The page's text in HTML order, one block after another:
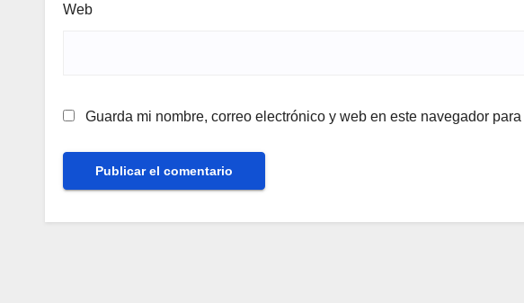
Web
Guarda mi nombre, correo electrónico y web en este navegador